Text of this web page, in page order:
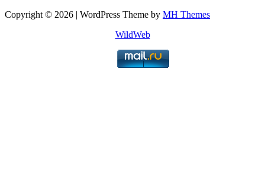
Copyright © 2026 | WordPress Theme by MH Themes
WildWeb